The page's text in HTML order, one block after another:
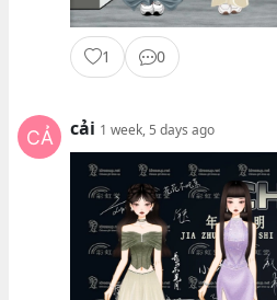
1 0
cải 1 week, 5 days ago